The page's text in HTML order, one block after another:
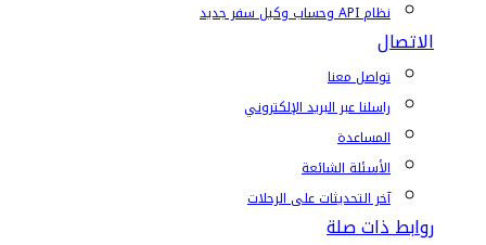
نظام API وحساب وكيل سفر جديد
الاتصال
تواصل معنا
راسلنا عبر البريد الإلكتروني
المساعدة
الأسئلة الشائعة
آخر التحديثات على الرحلات
روابط ذات صلة